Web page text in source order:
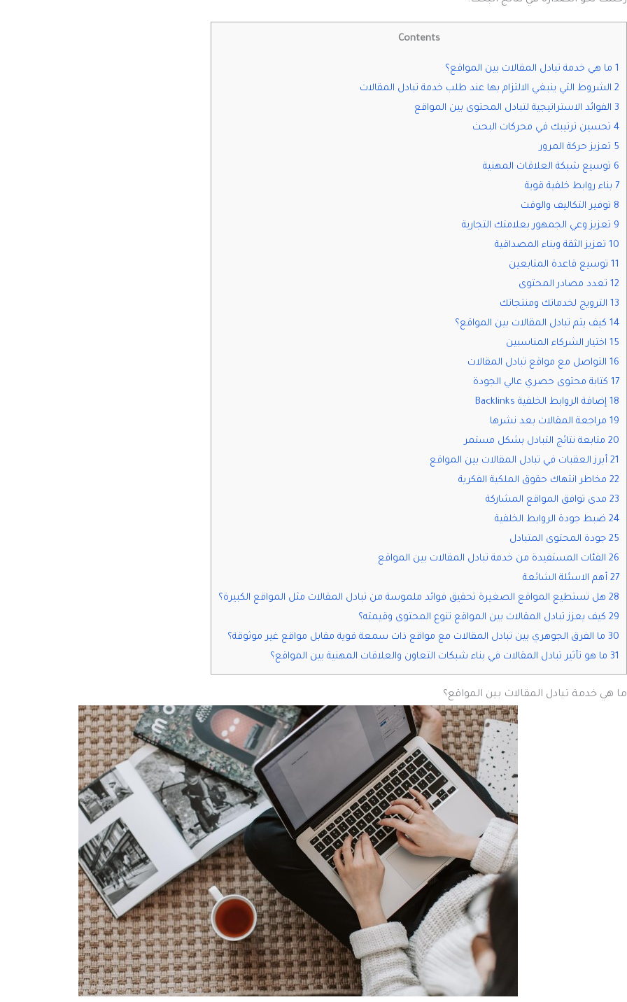
Contents
1 ما هي خدمة تبادل المقالات بين المواقع؟
2 الشروط التي ينبغي الالتزام بها عند طلب خدمة تبادل المقالات
3 الفوائد الاستراتيجية لتبادل المحتوى بين المواقع
4 تحسين ترتيبك في محركات البحث
5 تعزيز حركة المرور
6 توسيع شبكة العلاقات المهنية
7 بناء روابط خلفية قوية
8 توفير التكاليف والوقت
9 تعزيز وعي الجمهور بعلامتك التجارية
10 تعزيز الثقة وبناء المصداقية
11 توسيع قاعدة المتابعين
12 تعدد مصادر المحتوى
13 الترويج لخدماتك ومنتجاتك
14 كيف يتم تبادل المقالات بين المواقع؟
15 اختيار الشركاء المناسبين
16 التواصل مع مواقع تبادل المقالات
17 كتابة محتوى حصري عالي الجودة
18 إضافة الروابط الخلفية Backlinks
19 مراجعة المقالات بعد نشرها
20 متابعة نتائج التبادل بشكل مستمر
21 أبرز العقبات في تبادل المقالات بين المواقع
22 مخاطر انتهاك حقوق الملكية الفكرية
23 مدى توافق المواقع المشاركة
24 ضبط جودة الروابط الخلفية
25 جودة المحتوى المتبادل
26 الفئات المستفيدة من خدمة تبادل المقالات بين المواقع
27 أهم الاسئلة الشائعة
28 هل تستطيع المواقع الصغيرة تحقيق فوائد ملموسة من تبادل المقالات مثل المواقع الكبيرة؟
29 كيف يعزز تبادل المقالات بين المواقع تنوع المحتوى وقيمته؟
30 ما الفرق الجوهري بين تبادل المقالات مع مواقع ذات سمعة قوية مقابل مواقع غير موثوقة؟
31 ما هو تأثير تبادل المقالات في بناء شبكات التعاون والعلاقات المهنية بين المواقع؟
ما هي خدمة تبادل المقالات بين المواقع؟